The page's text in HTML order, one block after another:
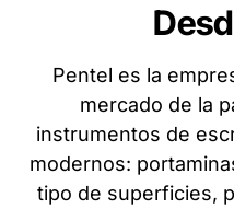
Pentel es la
mercado de la
instrumentos de
modernos:
tipo de superficies,